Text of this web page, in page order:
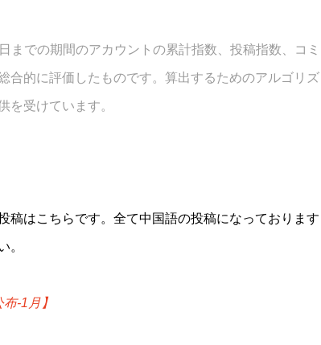
での期間のアカウントの累計指数、投稿指数、コミ
合的に評価したものです。算出するためのアルゴリズ
を受けています。
稿はこちらです。 全て中国語の投稿になっております
。
-1月】